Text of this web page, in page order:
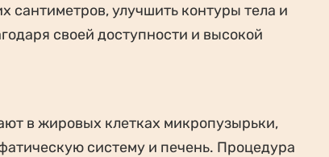
сантиметров, улучшить контуры тела и
своей доступности и высокой
в жировых клетках микропузырьки,
систему и печень. Процедура